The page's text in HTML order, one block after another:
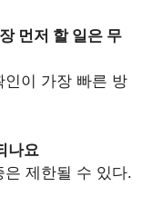
먼저 할 일은 무
인이 가장 빠른 방
나요
제한될 수 있다.